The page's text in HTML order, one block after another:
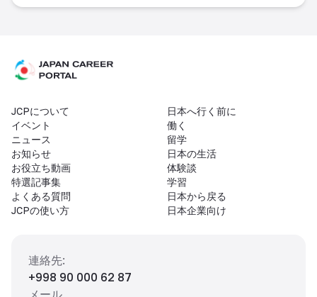
JCPについて
イベント
ニュース
お知らせ
お役立ち動画
特選記事集
よくある質問
JCPの使い方
日本へ行く前に
働く
留学
日本の生活
体験談
学習
日本から戻る
日本企業向け
連絡先:
+998 90 000 62 87